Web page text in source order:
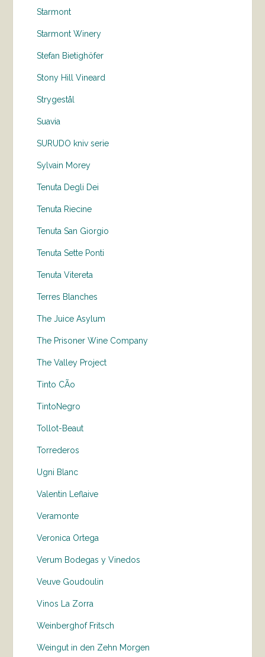
Starmont
Starmont Winery
Stefan Bietighöfer
Stony Hill Vineard
Strygestål
Suavia
SURUDO kniv serie
Sylvain Morey
Tenuta Degli Dei
Tenuta Riecine
Tenuta San Giorgio
Tenuta Sette Ponti
Tenuta Vitereta
Terres Blanches
The Juice Asylum
The Prisoner Wine Company
The Valley Project
Tinto CÃo
TintoNegro
Tollot-Beaut
Torrederos
Ugni Blanc
Valentin Leflaive
Veramonte
Veronica Ortega
Verum Bodegas y Vinedos
Veuve Goudoulin
Vinos La Zorra
Weinberghof Fritsch
Weingut in den Zehn Morgen